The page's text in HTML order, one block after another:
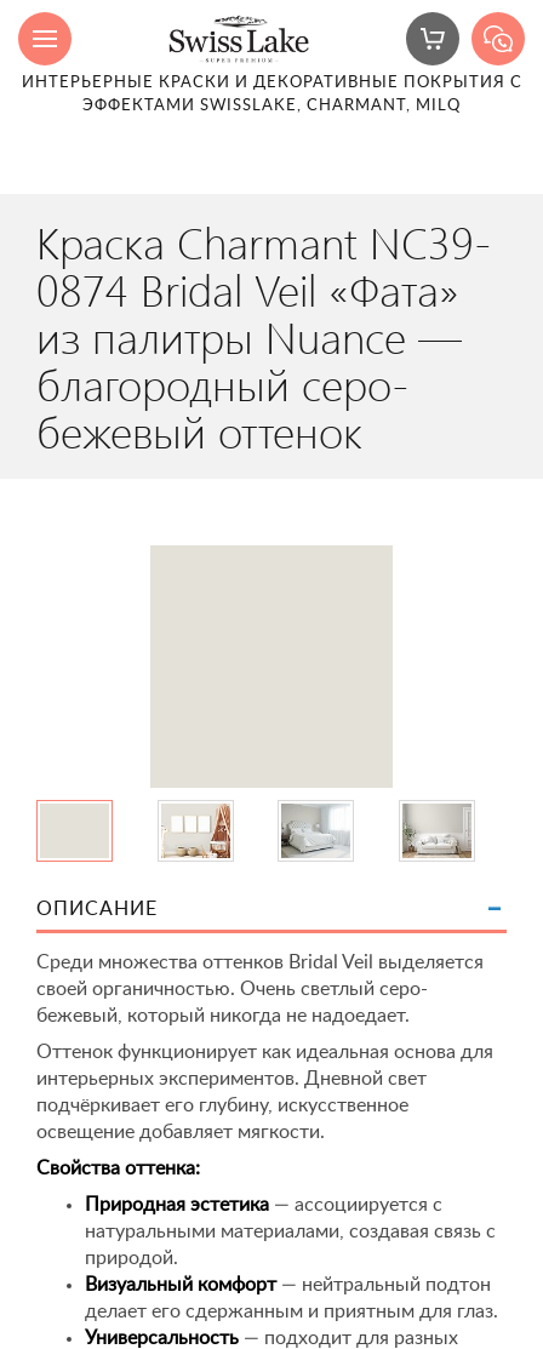
ИНТЕРЬЕРНЫЕ КРАСКИ И ДЕКОРАТИВНЫЕ ПОКРЫТИЯ С
ЭФФЕКТАМИ SWISSLAKE, CHARMANT, MILQ
Краска Charmant NC39-
0874 Bridal Veil «Фата»
из палитры Nuance —
благородный серо-
бежевый оттенок
ОПИСАНИЕ
Среди множества оттенков Bridal Veil выделяется
своей органичностью. Очень светлый серо-
бежевый, который никогда не надоедает.
Оттенок функционирует как идеальная основа для
интерьерных экспериментов. Дневной свет
подчёркивает его глубину, искусственное
освещение добавляет мягкости.
Свойства оттенка:
Природная эстетика — ассоциируется с
натуральными материалами, создавая связь с
природой.
Визуальный комфорт— нейтральный подтон
делает его сдержанным и приятным для глаз.
Универсальность — подходит для разных